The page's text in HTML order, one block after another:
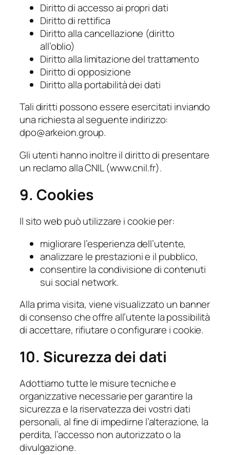
Diritto di accesso ai propri dati
Diritto di rettifica
Diritto alla cancellazione (diritto
all’oblio)
Diritto alla limitazione del trattamento
Diritto di opposizione
Diritto alla portabilità dei dati
Tali diritti possono essere esercitati inviando
una richiesta al seguente indirizzo:
dpo@arkeion.group.
Gli utenti hanno inoltre il diritto di presentare
un reclamo alla CNIL (www.cnil.fr).
9. Cookies
Il sito web può utilizzare i cookie per:
migliorare l’esperienza dell’utente,
analizzare le prestazioni e il pubblico,
consentire la condivisione di contenuti
sui social network.
Alla prima visita, viene visualizzato un banner
di consenso che offre all’utente la possibilità
di accettare, rifiutare o configurare i cookie.
10. Sicurezza dei dati
Adottiamo tutte le misure tecniche e
organizzative necessarie per garantire la
sicurezza e la riservatezza dei vostri dati
personali, al fine di impedirne l’alterazione, la
perdita, l’accesso non autorizzato o la
divulgazione.